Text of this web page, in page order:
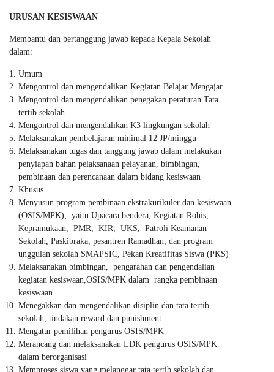
URUSAN KESISWAAN
Membantu dan bertanggung jawab kepada Kepala Sekolah
dalam:
Umum
Mengontrol dan mengendalikan Kegiatan Belajar Mengajar
Mengontrol dan mengendalikan penegakan peraturan Tata
tertib sekolah
Mengontrol dan mengendalikan K3 lingkungan sekolah
Melaksanakan pembelajaran minimal 12 JP/minggu
Melaksanakan tugas dan tanggung jawab dalam melakukan
penyiapan bahan pelaksanaan pelayanan, bimbingan,
pembinaan dan perencanaan dalam bidang kesiswaan
Khusus
Menyusun program pembinaan ekstrakurikuler dan kesiswaan
(OSIS/MPK), yaitu Upacara bendera, Kegiatan Rohis,
Kepramukaan, PMR, KIR, UKS, Patroli Keamanan
Sekolah, Paskibraka, pesantren Ramadhan, dan program
unggulan sekolah SMAPSIC, Pekan Kreatifitas Siswa (PKS)
Melaksanakan bimbingan, pengarahan dan pengendalian
kegiatan kesiswaan,OSIS/MPK dalam rangka pembinaan
kesiswaan
Menegakkan dan mengendalikan disiplin dan tata tertib
sekolah, tindakan reward dan punishment
Mengatur pemilihan pengurus OSIS/MPK
Merancang dan melaksanakan LDK pengurus OSIS/MPK
dalam berorganisasi
Memproses siswa yang melanggar tata tertib sekolah dan